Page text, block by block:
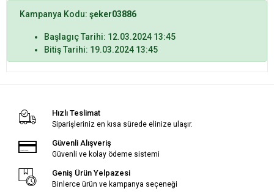
Kampanya Kodu: şeker03886
Başlagıç Tarihi: 12.03.2024 13:45
Bitiş Tarihi: 19.03.2024 13:45
Hızlı Teslimat
Siparişleriniz en kısa sürede elinize ulaşır.
Güvenli Alışveriş
Güvenli ve kolay ödeme sistemi
Geniş Ürün Yelpazesi
Binlerce ürün ve kampanya seçeneği